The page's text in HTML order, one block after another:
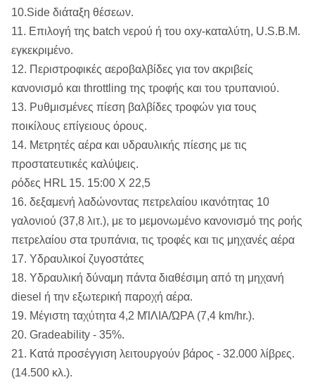
10.Side διάταξη θέσεων.
11. Επιλογή της batch νερού ή του oxy-καταλύτη, U.S.B.M.
εγκεκριμένο.
12. Περιστροφικές αεροβαλβίδες για τον ακριβείς
κανονισμό και throttling της τροφής και του τρυπανιού.
13. Ρυθμισμένες πίεση βαλβίδες τροφών για τους
ποικίλους επίγειους όρους.
14. Μετρητές αέρα και υδραυλικής πίεσης με τις
προστατευτικές καλύψεις.
ρόδες HRL 15. 15:00 X 22,5
16. δεξαμενή λαδώνοντας πετρελαίου ικανότητας 10
γαλονιού (37,8 λιτ.), με το μεμονωμένο κανονισμό της ροής
πετρελαίου στα τρυπάνια, τις τροφές και τις μηχανές αέρα
17. Υδραυλικοί ζυγοστάτες
18. Υδραυλική δύναμη πάντα διαθέσιμη από τη μηχανή
diesel ή την εξωτερική παροχή αέρα.
19. Μέγιστη ταχύτητα 4,2 ΜΊΛΙΑ/ΏΡΑ (7,4 km/hr.).
20. Gradeability - 35%.
21. Κατά προσέγγιση λειτουργούν βάρος - 32.000 λίβρες.
(14.500 κλ.).